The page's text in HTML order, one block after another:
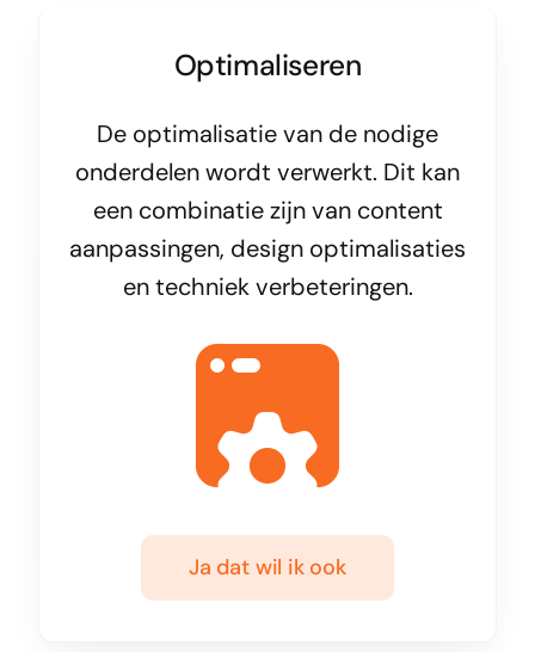
Optimaliseren
De optimalisatie van de nodige
onderdelen wordt verwerkt. Dit kan
een combinatie zijn van content
aanpassingen, design optimalisaties
en techniek verbeteringen.
Ja dat wil ik ook